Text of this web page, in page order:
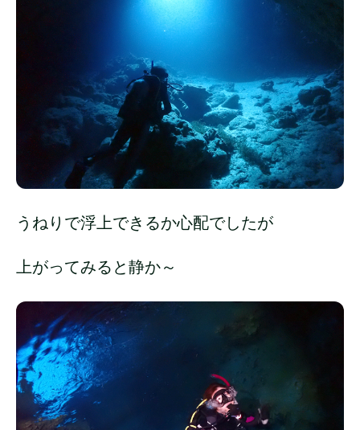
うねりで浮上できるか心配でしたが
上がってみると静か～